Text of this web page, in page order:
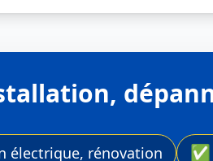
électrique, rénovation ✅